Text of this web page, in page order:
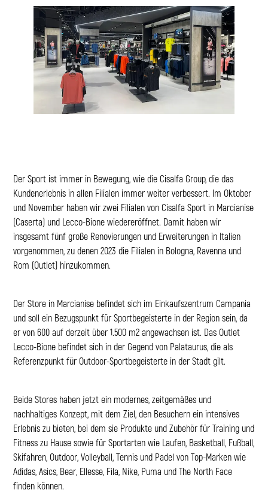
Der Sport ist immer in Bewegung, wie die Cisalfa Group, die das
Kundenerlebnis in allen Filialen immer weiter verbessert. Im Oktober
und November haben wir zwei Filialen von Cisalfa Sport in Marcianise
(Caserta) und Lecco-Bione wiedereröffnet. Damit haben wir
insgesamt fünf große Renovierungen und Erweiterungen in Italien
vorgenommen, zu denen 2023 die Filialen in Bologna, Ravenna und
Rom (Outlet) hinzukommen.
Der Store in Marcianise befindet sich im Einkaufszentrum Campania
und soll ein Bezugspunkt für Sportbegeisterte in der Region sein, da
er von 600 auf derzeit über 1.500 m2 angewachsen ist. Das Outlet
Lecco-Bione befindet sich in der Gegend von Palataurus, die als
Referenzpunkt für Outdoor-Sportbegeisterte in der Stadt gilt.
Beide Stores haben jetzt ein modernes, zeitgemäßes und
nachhaltiges Konzept, mit dem Ziel, den Besuchern ein intensives
Erlebnis zu bieten, bei dem sie Produkte und Zubehör für Training und
Fitness zu Hause sowie für Sportarten wie Laufen, Basketball, Fußball,
Skifahren, Outdoor, Volleyball, Tennis und Padel von Top-Marken wie
Adidas, Asics, Bear, Ellesse, Fila, Nike, Puma und The North Face
finden können.